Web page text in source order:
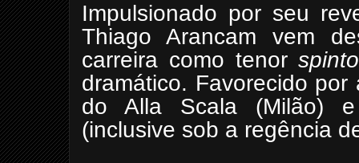
Impulsionado por seu
Thiago Arancam vem
carreira como tenor
dramático. Favorecido
do Alla Scala (Milão) e
(inclusive sob a regência